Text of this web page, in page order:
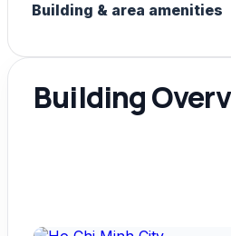
Building & area amenities
Building